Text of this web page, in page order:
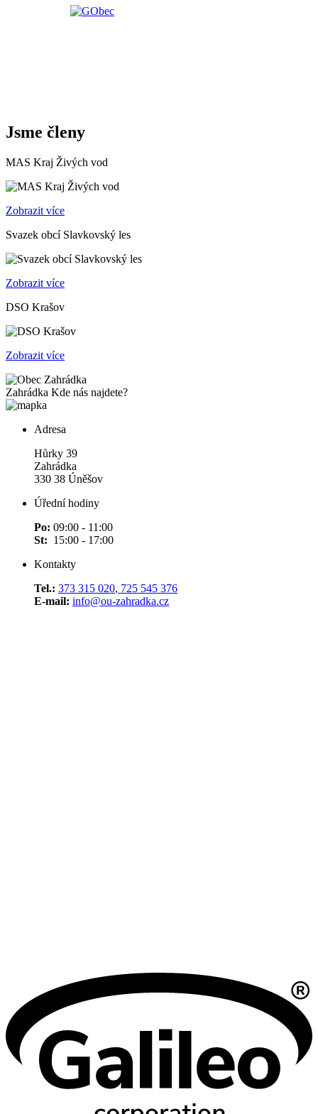
Jsme členy
MAS Kraj Živých vod
Zobrazit více
Svazek obcí Slavkovský les
Zobrazit více
DSO Krašov
Zobrazit více
Zahrádka Kde nás najdete?
Adresa
Hůrky 39
Zahrádka
330 38 Úněšov
Úřední hodiny
Po: 09:00 - 11:00
St: 15:00 - 17:00
Kontakty
Tel.: 373 315 020, 725 545 376
E-mail: info@ou-zahradka.cz